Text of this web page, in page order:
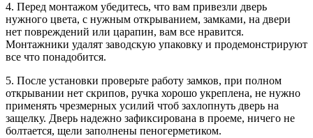
4. Перед монтажом убедитесь, что вам привезли дверь
нужного цвета, с нужным открыванием, замками, на двери
нет повреждений или царапин, вам все нравится.
Монтажники удалят заводскую упаковку и продемонстрируют
все что понадобится.
5. После установки проверьте работу замков, при полном
открывании нет скрипов, ручка хорошо укреплена, не нужно
применять чрезмерных усилий чтоб захлопнуть дверь на
защелку. Дверь надежно зафиксирована в проеме, ничего не
болтается, щели заполнены пеногерметиком.